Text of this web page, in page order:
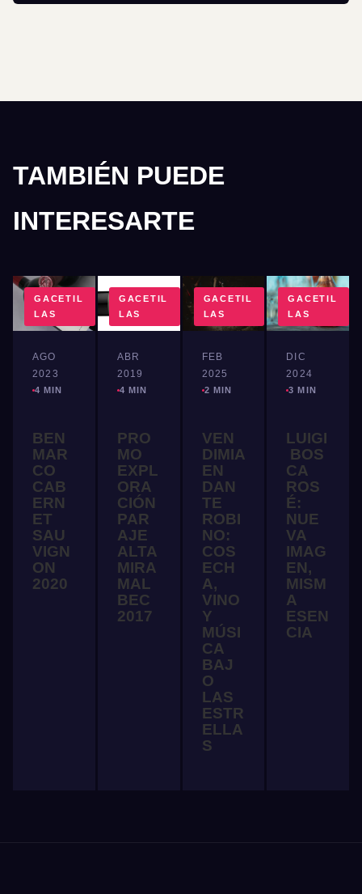
TAMBIÉN PUEDE
INTERESARTE
GACETIL
LAS
AGO
2023
4 MIN
BEN
MAR
CO
CAB
ERN
ET
SAU
VIGN
ON
2020
GACETIL
LAS
ABR
2019
4 MIN
PRO
MO
EXPL
ORA
CIÓN
PAR
AJE
ALTA
MIRA
MAL
BEC
2017
GACETIL
LAS
FEB
2025
2 MIN
VEN
DIMIA
EN
DAN
TE
ROBI
NO:
COS
ECH
A,
VINO
Y
MÚSI
CA
BAJ
O
LAS
ESTR
ELLA
S
GACETIL
LAS
DIC
2024
3 MIN
LUIGI
BOS
CA
ROS
É:
NUE
VA
IMAG
EN,
MISM
A
ESEN
CIA